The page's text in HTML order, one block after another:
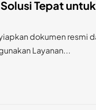
Tepat untuk
dokumen resmi
Layanan...